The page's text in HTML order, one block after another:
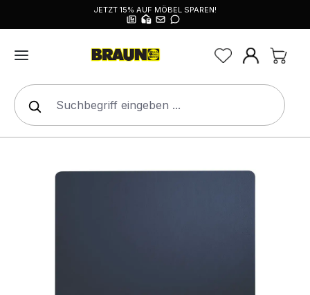
JETZT 15% AUF MÖBEL SPAREN!
Bildergalerie überspringen